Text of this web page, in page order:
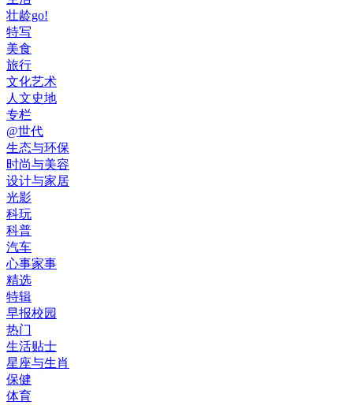
壮龄go!
特写
美食
旅行
文化艺术
人文史地
专栏
@世代
生态与环保
时尚与美容
设计与家居
光影
科玩
科普
汽车
心事家事
精选
特辑
早报校园
热门
生活贴士
星座与生肖
保健
体育